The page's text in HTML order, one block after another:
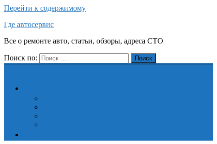
Перейти к содержимому
Где автосервис
Все о ремонте авто, статьи, обзоры, адреса СТО
Поиск по: Поиск